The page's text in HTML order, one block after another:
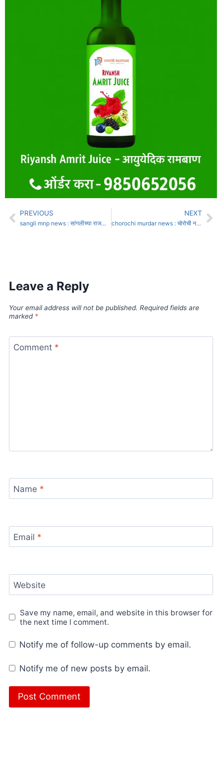
PREVIOUS
sangli mnp news : सांगलीच्या राजकारणात खळबळ! दोन नगरसेवक भाजपच्या गळाला
NEXT
chorochi murdar news : चोरोची नजिक रक्ताच्या थारोळ्यात सांगलीच्या व्यक्तीचा मृतदेह
Leave a Reply
Your email address will not be published. Required fields are
marked *
Comment *
Name *
Email *
Website
Save my name, email, and website in this browser for
the next time I comment.
Notify me of follow-up comments by email.
Notify me of new posts by email.